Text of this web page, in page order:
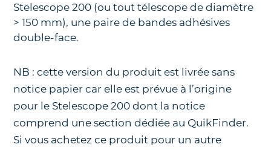
Stelescope 200 (ou tout télescope de diamètre
> 150 mm), une paire de bandes adhésives
double-face.
NB : cette version du produit est livrée sans
notice papier car elle est prévue à l’origine
pour le Stelescope 200 dont la notice
comprend une section dédiée au QuikFinder.
Si vous achetez ce produit pour un autre